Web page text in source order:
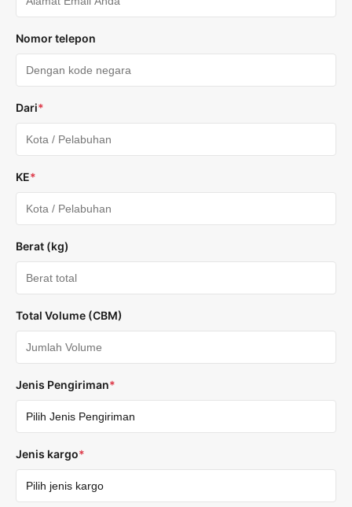
Nomor telepon
Dari*
KE*
Berat (kg)
Total Volume (CBM)
Jenis Pengiriman*
Jenis kargo*